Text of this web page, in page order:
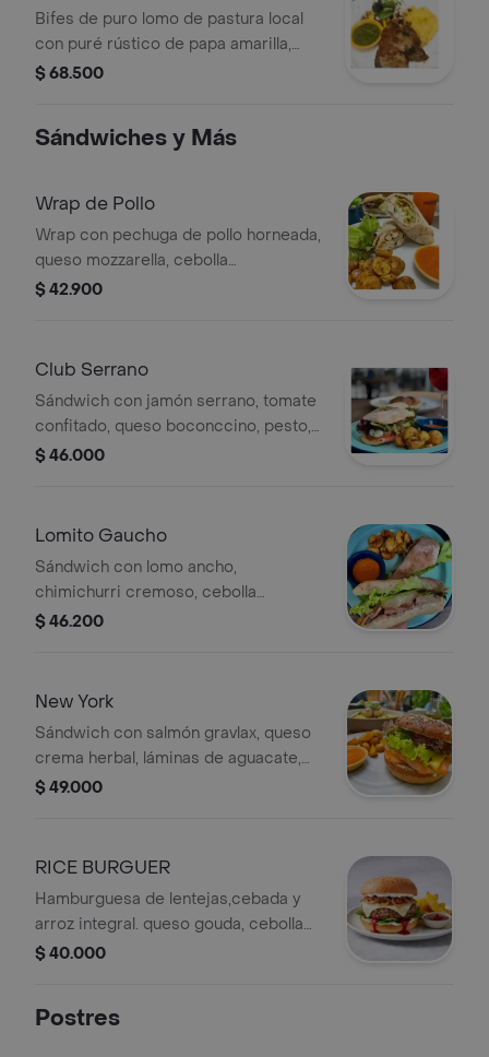
Bifes de puro lomo de pastura local
con puré rústico de papa amarilla,
zucchinis, hongos salteados en salsa
$ 68.500
Sándwiches y Más
Wrap de Pollo
Wrap con pechuga de pollo horneada,
queso mozzarella, cebolla
caramelizada, tomates asados, crema
$ 42.900
Club Serrano
Sándwich con jamón serrano, tomate
confitado, queso boconccino, pesto,
salsa de pimentones asados, pan
$ 46.000
Lomito Gaucho
Sándwich con lomo ancho,
chimichurri cremoso, cebolla
caramelizada, queso especiado,
acompañamiento a elegir.
$ 46.200
New York
Sándwich con salmón gravlax, queso
crema herbal, láminas de aguacate,
verdes orgánicos casero, pan bagel,
$ 49.000
RICE BURGUER
Hamburguesa de lentejas,cebada y
arroz integral. queso gouda, cebolla
caramelizada, dip de cream
artesanal. acompañado con papas
$ 40.000
Postres